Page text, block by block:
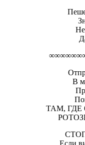
Не
В
ТАМ,
СТОП